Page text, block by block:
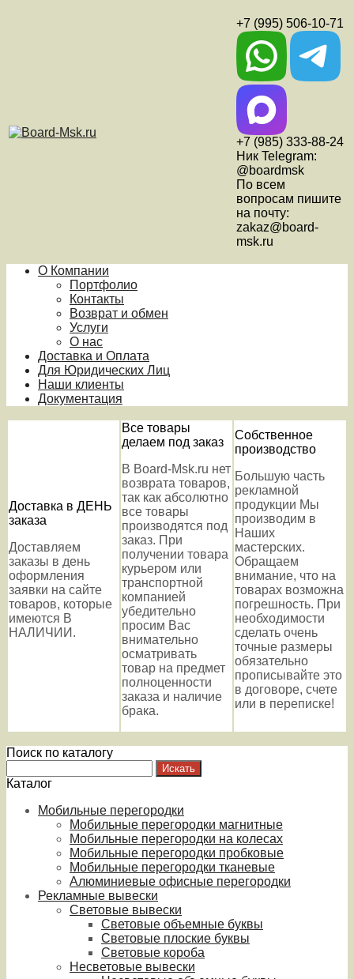
+7 (995) 506-10-71
+7 (985) 333-88-24
Ник Telegram:
@boardmsk
По всем
вопросам пишите
на почту:
zakaz@board-
msk.ru
О Компании
Портфолио
Контакты
Возврат и обмен
Услуги
О нас
Доставка и Оплата
Для Юридических Лиц
Наши клиенты
Документация
Доставка в ДЕНЬ
заказа
Доставляем
заказы в день
оформления
заявки на сайте
товаров, которые
имеются В
НАЛИЧИИ.
Все товары
делаем под заказ
В Board-Msk.ru нет
возврата товаров,
так как абсолютно
все товары
производятся под
заказ. При
получении товара
курьером или
транспортной
компанией
убедительно
просим Вас
внимательно
осматривать
товар на предмет
полноценности
заказа и наличие
брака.
Собственное
производство
Большую часть
рекламной
продукции Мы
производим в
Наших
мастерских.
Обращаем
внимание, что на
товарах возможна
погрешность. При
необходимости
сделать очень
точные размеры
обязательно
прописывайте это
в договоре, счете
или в переписке!
Поиск по каталогу
Каталог
Мобильные перегородки
Мобильные перегородки магнитные
Мобильные перегородки на колесах
Мобильные перегородки пробковые
Мобильные перегородки тканевые
Алюминиевые офисные перегородки
Рекламные вывески
Световые вывески
Световые объемные буквы
Световые плоские буквы
Световые короба
Несветовые вывески